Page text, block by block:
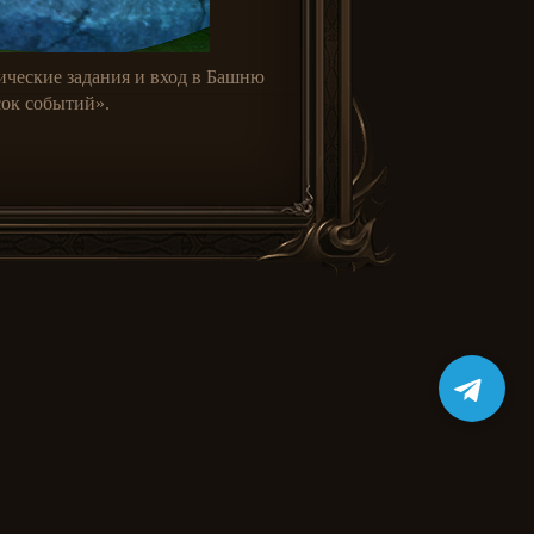
задания и вход в Башню
событий».